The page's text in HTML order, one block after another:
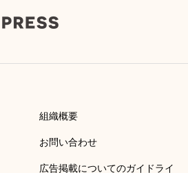
組織概要
お問い合わせ
広告掲載についてのガイドライ